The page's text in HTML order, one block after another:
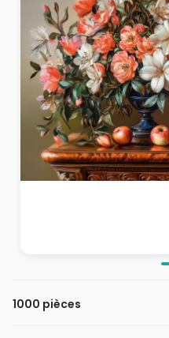
1000 pièces